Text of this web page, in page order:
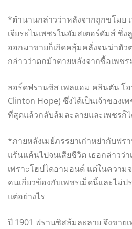
*ตำนานกล่าวว่าหลังจากถูกขโมย
เจียระไนเพชรในอัมสเตอร์ดัมส์ ซึ่
ออกมาขายก็เกิดคลุ้มคลั่งจนฆ่าตัว
กล่าวว่าตกม้าตายหลังจากซื้อเพช
ลอร์ดฟรานซิส เพลแฮม คลินตัน โฮ
Clinton Hope) ซึ่งได้เป็นเจ้าของเ
ที่สุดแล้วกลับล้มละลายและเพชรก็
*ภายหลังเมย์ภรรยาเก่าหย่ากับฟร
แร้นแค้นไปจนเสียชีวิต เธอกล่าวว่า
เพราะโฮปไดอามอนด์ แต่ในความ
คนเกี่ยวข้องกับเพชรเม็ดนี้และไม่ป
แต่อย่างไร
ปี 1901 ฟรานซิสล้มละลาย จึงขาย